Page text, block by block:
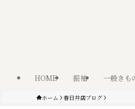
HOME 振袖 一般きも
ホーム 春日井店ブログ